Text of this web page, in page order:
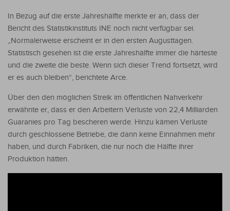
In Bezug auf die erste Jahreshälfte merkte er an, dass der
Bericht des Statistikinstituts INE noch nicht verfügbar sei.
„Normalerweise erscheint er in den ersten Augusttagen.
Statistisch gesehen ist die erste Jahreshälfte immer die härteste
und die zweite die beste. Wenn sich dieser Trend fortsetzt, wird
er es auch bleiben“, berichtete Arce.
Über den den möglichen Streik im öffentlichen Nahverkehr
erwähnte er, dass er den Arbeitern Verluste von 22,4 Milliarden
Guaranies pro Tag bescheren werde. Hinzu kämen Verluste
durch geschlossene Betriebe, die dann keine Einnahmen mehr
haben, und durch Fabriken, die nur noch die Hälfte ihrer
Produktion hätten.